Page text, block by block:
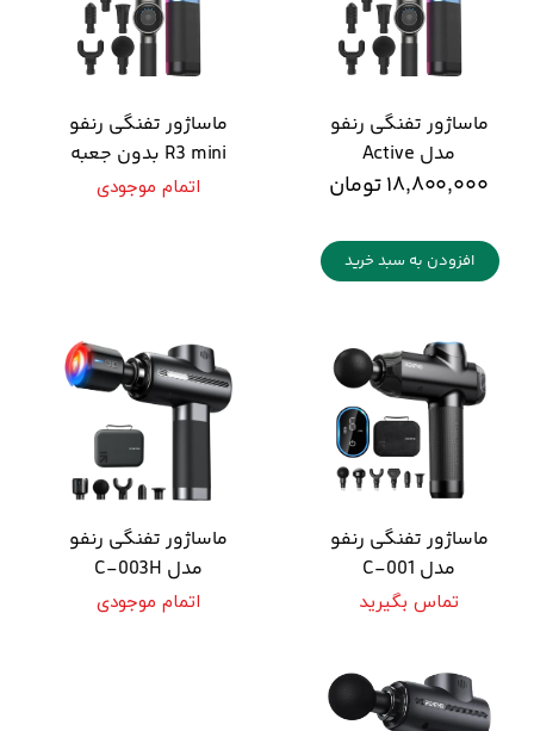
ماساژور تفنگی رنفو
مدل Active
۱۸,۸۰۰,۰۰۰ تومان
افزودن به سبد خرید
ماساژور تفنگی رنفو
R3 mini بدون جعبه
اتمام موجودی
ماساژور تفنگی رنفو
مدل C-001
تماس بگیرید
ماساژور تفنگی رنفو
مدل C-003H
اتمام موجودی